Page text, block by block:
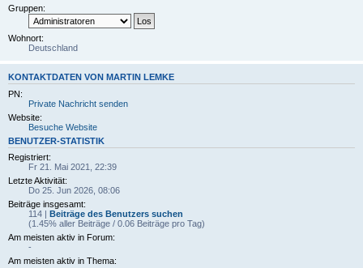
Gruppen:
Wohnort:
Deutschland
KONTAKTDATEN VON MARTIN LEMKE
PN:
Private Nachricht senden
Website:
Besuche Website
BENUTZER-STATISTIK
Registriert:
Fr 21. Mai 2021, 22:39
Letzte Aktivität:
Do 25. Jun 2026, 08:06
Beiträge insgesamt:
114 | Beiträge des Benutzers suchen
(1.45% aller Beiträge / 0.06 Beiträge pro Tag)
Am meisten aktiv in Forum:
-
Am meisten aktiv in Thema: